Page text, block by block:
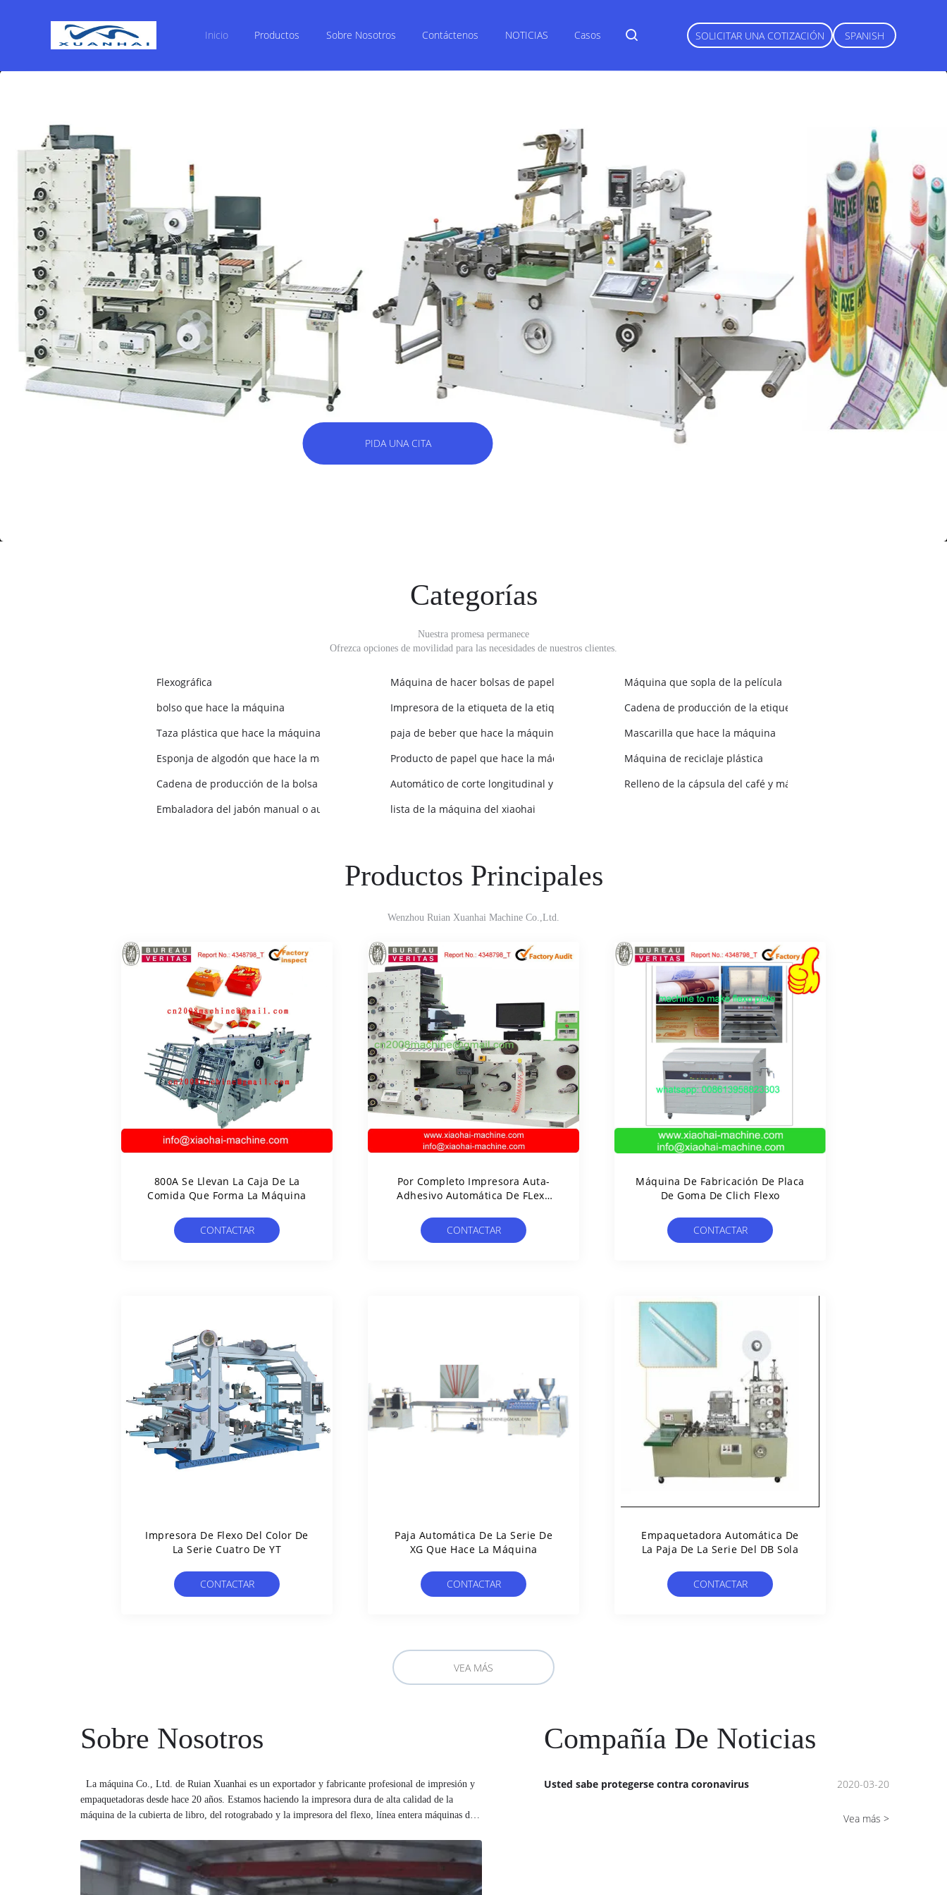
Inicio Productos Sobre Nosotros Contáctenos NOTICIAS Casos SOLICITAR UNA COTIZACIÓN SPANISH
PIDA UNA CITA
Categorías
Nuestra promesa permanece
Ofrezca opciones de movilidad para las necesidades de nuestros clientes.
Flexográfica Máquina de hacer bolsas de papel
Máquina que sopla de la película
bolso que hace la máquina
Impresora de la etiqueta de la etiqueta engomadaCadena de producción de la etiqueta del PVC
Taza plástica que hace la máquina
paja de beber que hace la máquina
Mascarilla que hace la máquina
Esponja de algodón que hace la máquina
Producto de papel que hace la máquina
Máquina de reciclaje plástica
Cadena de producción de la bolsa de plástico
Automático de corte longitudinal y rebobinado de la máquinaRelleno de la cápsula del café y máquina del lacre
Embaladora del jabón manual o automático
lista de la máquina del xiaohai
Productos Principales
Wenzhou Ruian Xuanhai Machine Co.,Ltd.
800A Se Llevan La Caja De La
Comida Que Forma La Máquina
CONTACTAR
Por Completo Impresora Auta-
Adhesivo Automática De FLexo
Engomada RY320 Con El
Ordenador
CONTACTAR
Máquina De Fabricación De Placa
De Goma De Clich Flexo
CONTACTAR
Impresora De Flexo Del Color De
La Serie Cuatro De YT
CONTACTAR
Paja Automática De La Serie De
XG Que Hace La Máquina
CONTACTAR
Empaquetadora Automática De
La Paja De La Serie Del DB Sola
CONTACTAR
VEA MÁS
Sobre Nosotros
empaquetadoras desde hace 20 años. Estamos haciendo la impresora dura de alta calidad de la
máquina de la cubierta de libro, del rotograbado y la impresora del flexo, línea entera máquinas de
también para los bolsos laminados valorados que hacen la línea entera máquinas. Estamos haciendo
que la cremallera (uno mismo-sello) empaqueta la línea entera máquinas, cadena de producción
auta-adhesivo de la etiqueta de la etiqueta engomada, taza plástica que hace la línea entera máquinas,
línea entera máquinas, paja de beber de la taza de papel que hace la línea entera máquinas. También
Compañía De Noticias
Usted sabe protegerse contra coronavirus 2020-03-20
Vea más >